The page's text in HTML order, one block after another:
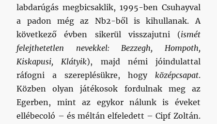
labdarúgás megbicsaklik, 1995-ben Csuhayval
a padon még az Nb2-ből is kihullanak. A
következő évben sikerül visszajutni (ismét
felejthetetlen nevekkel: Bezzegh, Hompoth,
Kiskapusi, Klátyik), majd némi jóindulattal
ráfogni a szereplésükre, hogy középcsapat.
Közben olyan játékosok fordulnak meg az
Egerben, mint az egykor nálunk is éveket
ellébecoló – és méltán elfeledett – Cipf Zoltán.